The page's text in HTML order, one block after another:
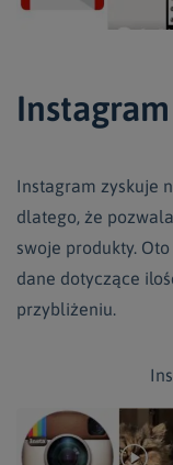
Instagram
Instagram zyskuje
dlatego, że
swoje produkty.
dane dotyczące
przybliżeniu.